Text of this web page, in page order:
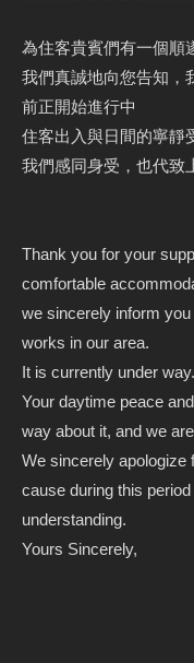
為住客貴賓們有一個順
我們真誠地向您告知，
前正開始進行中
住客出入與日間的寧靜
我們感同身受，也代致
Thank you for your
comfortable
we sincerely inform
works in our area.
It is currently under way.
Your daytime peace
way about it, and we
We sincerely apologize
cause during this
understanding.
Yours Sincerely,